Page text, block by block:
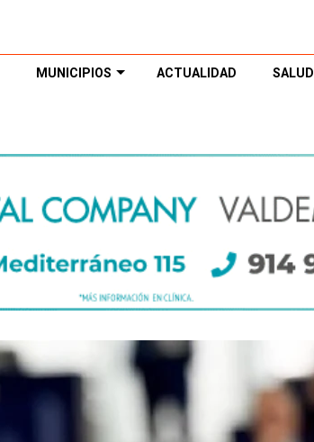
MUNICIPIOS ACTUALIDAD SALUD